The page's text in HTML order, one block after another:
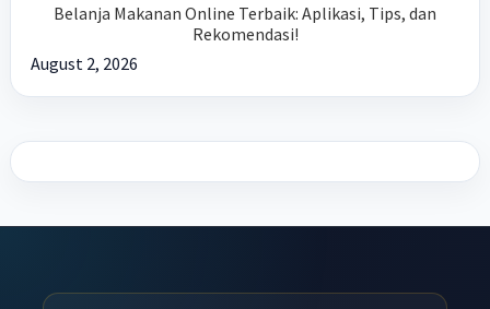
Belanja Makanan Online Terbaik: Aplikasi, Tips, dan
Rekomendasi!
August 2, 2026